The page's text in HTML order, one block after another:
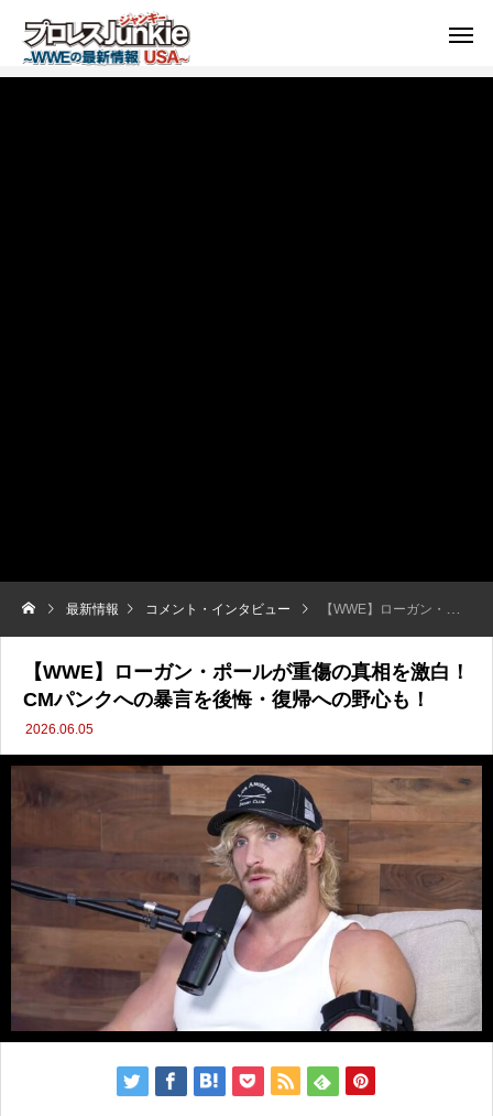
最新情報 コメント・インタビュー 【WWE】ローガン・ポールが重傷の真相を激白！CMパンクへの暴言を後悔・復帰への野心も！
【WWE】ローガン・ポールが重傷の真相を激白！
CMパンクへの暴言を後悔・復帰への野心も！
2026.06.05